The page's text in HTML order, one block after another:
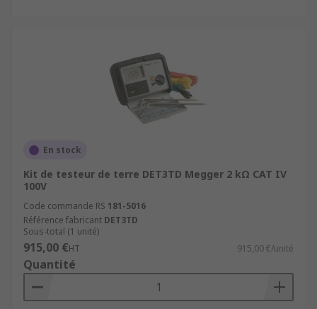
En stock
Kit de testeur de terre DET3TD Megger 2 kΩ CAT IV
100V
Code commande RS 181-5016
Référence fabricant DET3TD
Sous-total (1 unité)
915,00 €HT 915,00 €/unité
Quantité